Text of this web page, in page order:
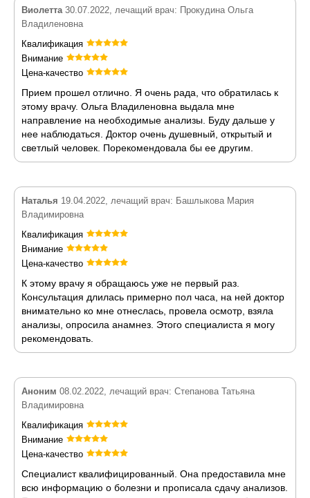
Виолетта30.07.2022, лечащий врач: Прокудина Ольга
Владиленовна
Квалификация
Внимание
Цена-качество
Прием прошел отлично. Я очень рада, что обратилась к
этому врачу. Ольга Владиленовна выдала мне
направление на необходимые анализы. Буду дальше у
нее наблюдаться. Доктор очень душевный, открытый и
светлый человек. Порекомендовала бы ее другим.
Наталья 19.04.2022, лечащий врач: Башлыкова Мария
Владимировна
Квалификация
Внимание
Цена-качество
К этому врачу я обращаюсь уже не первый раз.
Консультация длилась примерно пол часа, на ней доктор
внимательно ко мне отнеслась, провела осмотр, взяла
анализы, опросила анамнез. Этого специалиста я могу
рекомендовать.
Аноним 08.02.2022, лечащий врач: Степанова Татьяна
Владимировна
Квалификация
Внимание
Цена-качество
Специалист квалифицированный. Она предоставила мне
всю информацию о болезни и прописала сдачу анализов.